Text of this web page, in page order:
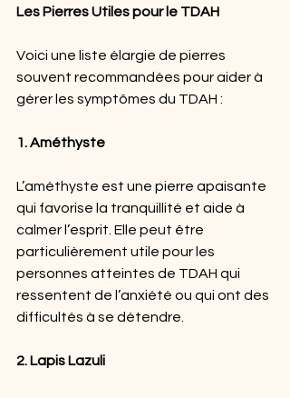
Les Pierres Utiles pour le TDAH
Voici une liste élargie de pierres
souvent recommandées pour aider à
gérer les symptômes du TDAH :
1. Améthyste
L’améthyste est une pierre apaisante
qui favorise la tranquillité et aide à
calmer l’esprit. Elle peut être
particulièrement utile pour les
personnes atteintes de TDAH qui
ressentent de l’anxiété ou qui ont des
difficultés à se détendre.
2. Lapis Lazuli